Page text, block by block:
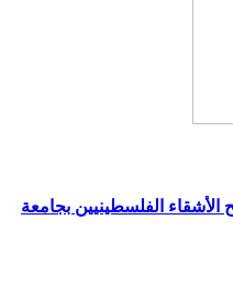
الأشقاء الفلسطينيين بجامعة